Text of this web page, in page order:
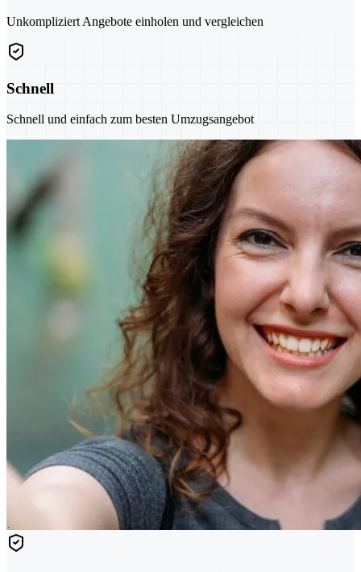
Unkompliziert Angebote einholen und vergleichen
Schnell
Schnell und einfach zum besten Umzugsangebot